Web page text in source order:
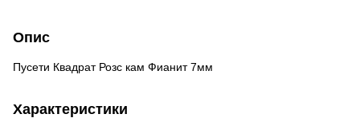
Опис
Пусети Квадрат Розс кам Фианит 7мм
Характеристики